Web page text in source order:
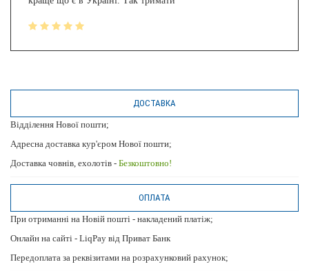
ДОСТАВКА
Відділення Нової пошти;
Адресна доставка кур'єром Нової пошти;
Доставка човнів, ехолотів - Безкоштовно!
ОПЛАТА
При отриманні на Новій пошті - накладений платіж;
Онлайн на сайті - LiqPay від Приват Банк
Передоплата за реквізитами на розрахунковий рахунок;